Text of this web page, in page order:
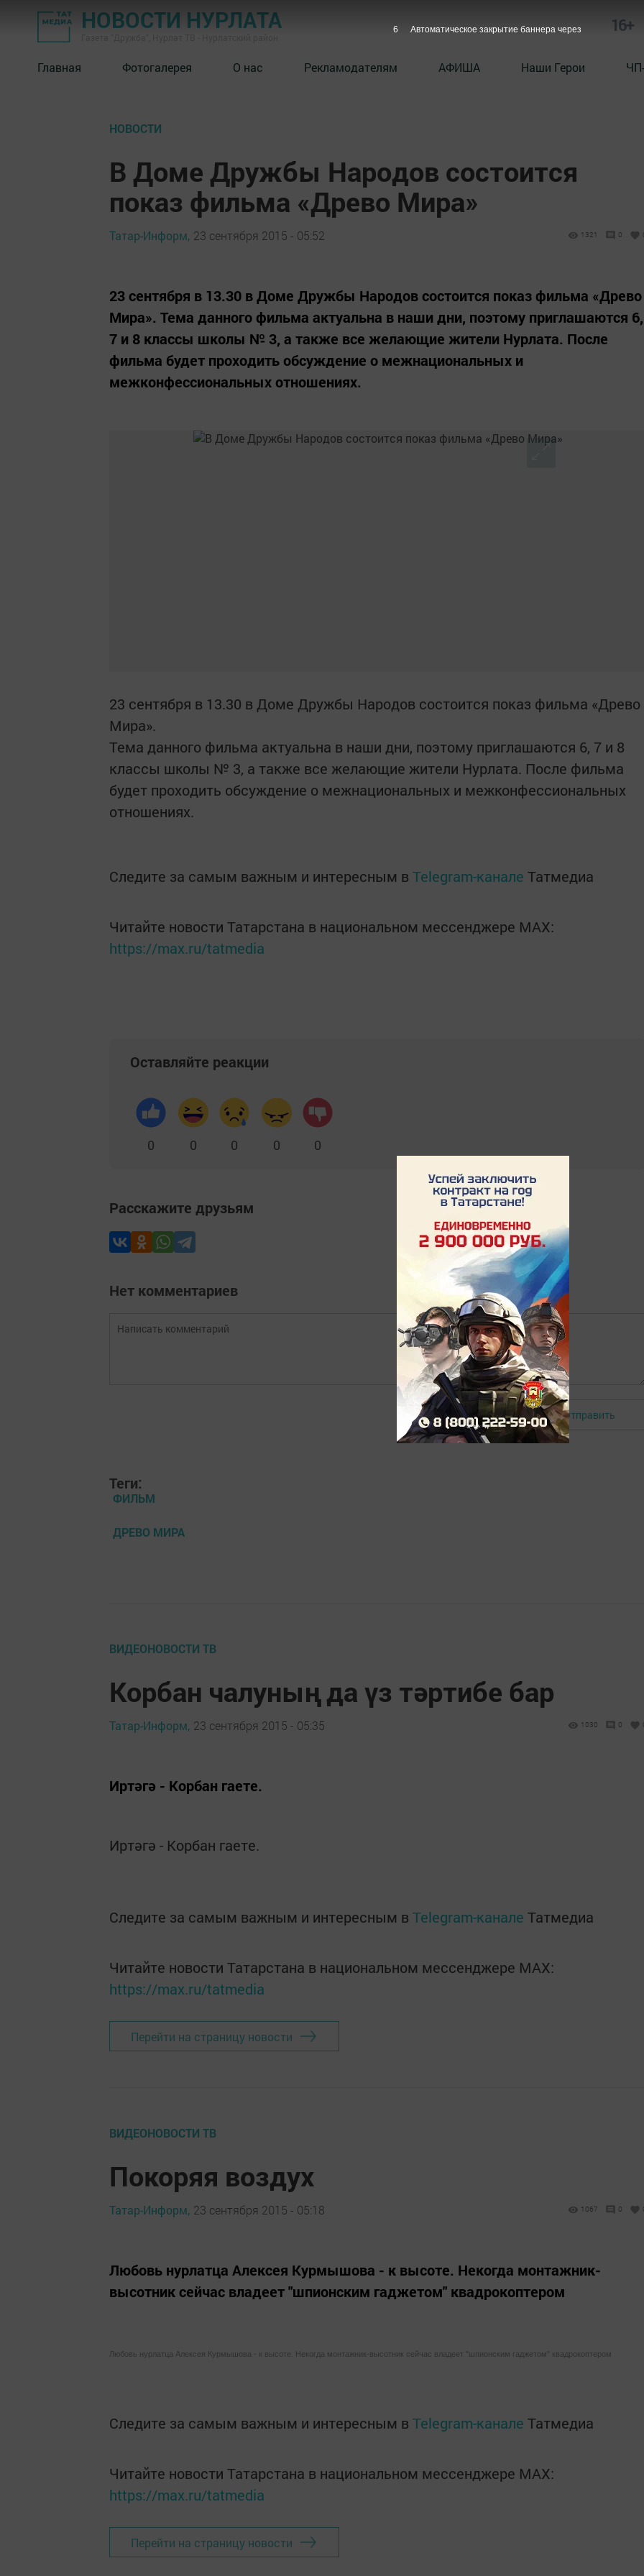
НОВОСТИ НУРЛАТА 16+
Главная Фотогалерея О нас Рекламодателям АФИША Наши Герои
НОВОСТИ
В Доме Дружбы Народов состоится
показ фильма «Древо Мира»
Татар-Информ, 23 сентября 2015 - 05:52 1321 0
23 сентября в 13.30 в Доме Дружбы Народов состоится показ фильма «Древо
Мира». Тема данного фильма актуальна в наши дни, поэтому приглашаются 6,
7 и 8 классы школы № 3, а также все желающие жители Нурлата. После
фильма будет проходить обсуждение о межнациональных и
межконфессиональных отношениях.
23 сентября в 13.30 в Доме Дружбы Народов состоится показ фильма «Древо
Мира».
Тема данного фильма актуальна в наши дни, поэтому приглашаются 6, 7 и 8
классы школы № 3, а также все желающие жители Нурлата. После фильма
будет проходить обсуждение о межнациональных и межконфессиональных
отношениях.
Следите за самым важным и интересным в Telegram-канале Татмедиа
Читайте новости Татарстана в национальном мессенджере MАХ:
https://max.ru/tatmedia
Оставляйте реакции
0 0 0 0 0
Расскажите друзьям
Нет комментариев
Авторизоваться Отправить
Теги:
ФИЛЬМ
ДРЕВО МИРА
ВИДЕОНОВОСТИ ТВ
Корбан чалуның да үз тәртибе бар
Татар-Информ, 23 сентября 2015 - 05:35 1030 0
Иртәгә - Корбан гаете.
Иртәгә - Корбан гаете.
Следите за самым важным и интересным в Telegram-канале Татмедиа
Читайте новости Татарстана в национальном мессенджере MАХ:
https://max.ru/tatmedia
Перейти на страницу новости
ВИДЕОНОВОСТИ ТВ
Покоряя воздух
Татар-Информ, 23 сентября 2015 - 05:18 1067 0
Любовь нурлатца Алексея Курмышова - к высоте. Некогда монтажник-
высотник сейчас владеет "шпионским гаджетом" квадрокоптером
Любовь нурлатца Алексея Курмышова - к высоте. Некогда монтажник-высотник сейчас владеет "шпионским гаджетом" квадрокоптером
Следите за самым важным и интересным в Telegram-канале Татмедиа
Читайте новости Татарстана в национальном мессенджере MАХ:
https://max.ru/tatmedia
Перейти на страницу новости
5 Автоматическое закрытие баннера через